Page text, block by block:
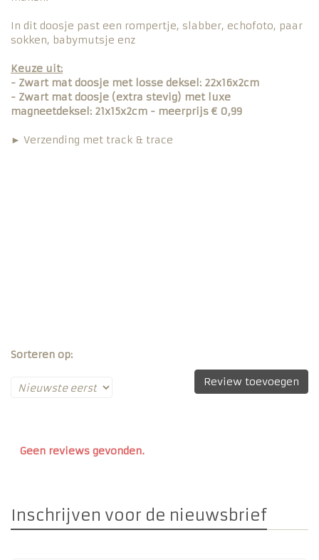
In dit doosje past een rompertje, slabber, echofoto, paar
sokken, babymutsje enz
Keuze uit:
- Zwart mat doosje met losse deksel: 22x16x2cm
- Zwart mat doosje (extra stevig) met luxe
magneetdeksel: 21x15x2cm - meerprijs € 0,99
► Verzending met track & trace
Sorteren op:
Review toevoegen
Geen reviews gevonden.
Inschrijven voor de nieuwsbrief